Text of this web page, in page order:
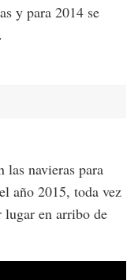
y para 2014 se
las navieras para
año 2015, toda vez
en arribo de